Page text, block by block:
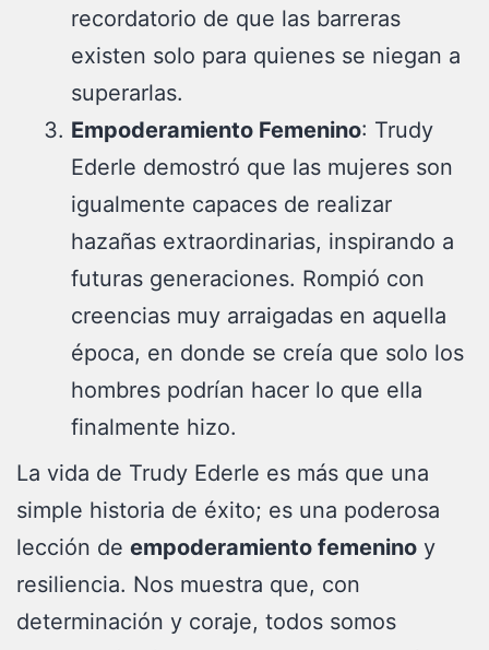
recordatorio de que las barreras
existen solo para quienes se niegan a
superarlas.
Empoderamiento Femenino: Trudy
Ederle demostró que las mujeres son
igualmente capaces de realizar
hazañas extraordinarias, inspirando a
futuras generaciones. Rompió con
creencias muy arraigadas en aquella
época, en donde se creía que solo los
hombres podrían hacer lo que ella
finalmente hizo.
La vida de Trudy Ederle es más que una
simple historia de éxito; es una poderosa
lección de empoderamiento femenino y
resiliencia. Nos muestra que, con
determinación y coraje, todos somos